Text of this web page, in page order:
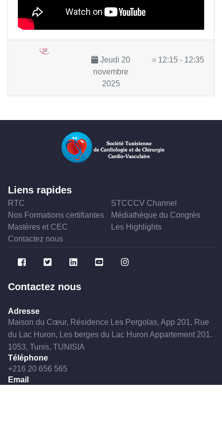
Jeudi 20
novembre
2025
12:15 - 12:35
Liens rapides
RTC
STCCCV Channel
Nos Formations certifiantes
Médiathèque du Congrès
Mastères et CEC
Les Highlights
Contactez nous
Contactez nous
Adresse
Maison du Cœur, Résidence Les Pergolas, App 201, Rue
du Lac Huron, Les berges du Lac Huron Appartement 201.
1053, Tunis, TUNISIA
Téléphone
+216 20 656 565
Email